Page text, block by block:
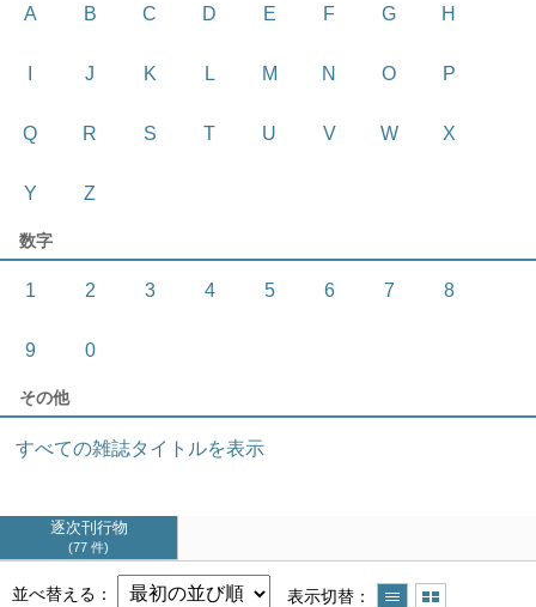
A B C D E F G H
J K L M N O P
Q R S T U V W X
Y Z
数字
1 2 3 4 5 6 7 8
9 0
その他
すべての雑誌タイトルを表示
逐次刊行物
77 件
並べ替える 表示切替